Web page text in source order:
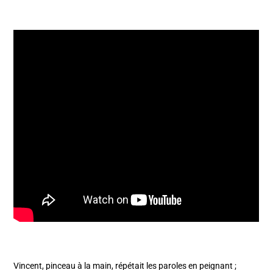
Vincent, pinceau à la main, répétait les paroles en peignant ;